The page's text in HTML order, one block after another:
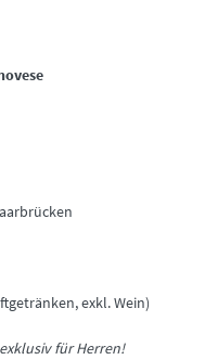
exkl. Wein)
für Herren!